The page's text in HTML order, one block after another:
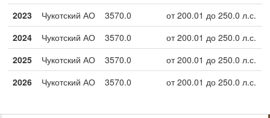
2023
Чукотский АО 3570.0
от 200.01 до 250.0 л.с.
2024
Чукотский АО 3570.0
от 200.01 до 250.0 л.с.
2025
Чукотский АО 3570.0
от 200.01 до 250.0 л.с.
2026
Чукотский АО 3570.0 от 200.01 до 250.0 л.с.